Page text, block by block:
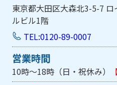
大阪市中央区内平野町1-
手前ビル103号
TEL:0120-89-0007
営業時間
10時～18時（日・祝休